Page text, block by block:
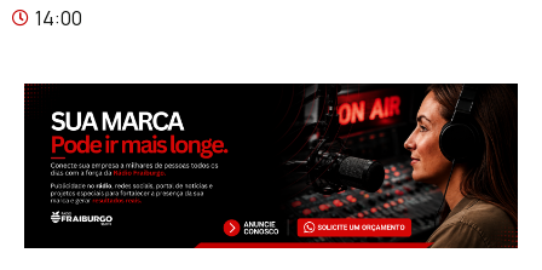
14:00